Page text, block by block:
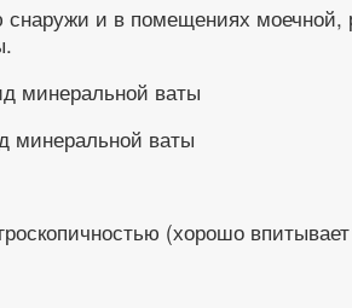
и в помещениях моечной,
минеральной ваты
(хорошо